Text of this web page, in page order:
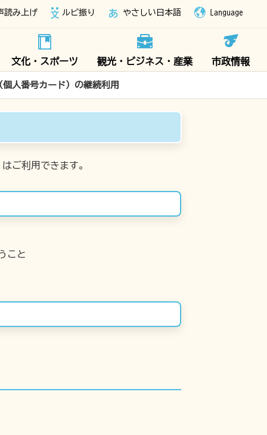
読み上げ ルビ振り やさしい日本語 Language
文化・スポーツ 観光・ビジネス・産業 市政情報
人番号カード）の継続利用
ご利用できます。
こと